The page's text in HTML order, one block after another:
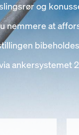
og
nemmere at
ankersystemet